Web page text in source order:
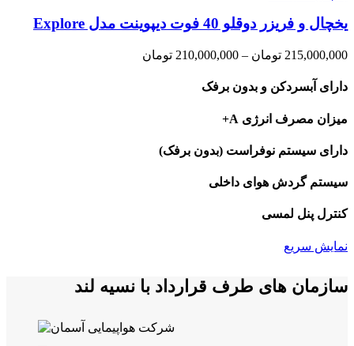
یخچال و فریزر دوقلو 40 فوت دیپوینت مدل Explore
215,000,000 تومان –
210,000,000 تومان
دارای آبسردکن و بدون برفک
میزان مصرف انرژی A+
دارای سیستم نوفراست (بدون برفک)
سیستم گردش هوای داخلی
کنترل پنل لمسی
نمایش سریع
سازمان های طرف قرارداد با نسیه لند